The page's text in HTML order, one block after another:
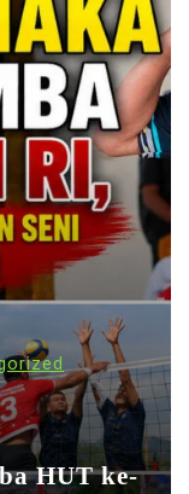
HUT ke-